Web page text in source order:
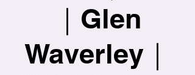
｜Glen
Waverley｜